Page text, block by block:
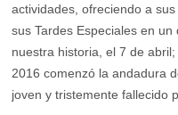
actividades, ofreciendo a
sus Tardes Especiales en
nuestra historia, el 7 de
2016 comenzó la andadura
joven y tristemente fallecido